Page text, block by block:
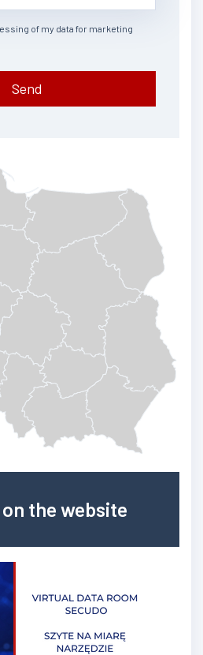
of my data for marketing
Send
the website